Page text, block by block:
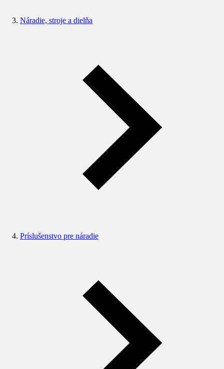
Náradie, stroje a dielňa
Príslušenstvo pre náradie